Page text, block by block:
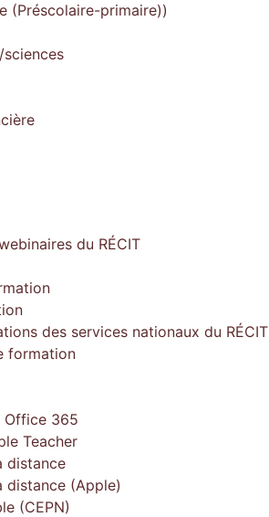
(Préscolaire-primaire))
du RÉCIT
des services nationaux du RÉCIT
formation
365
Teacher
distance
distance (Apple)
(CEPN)